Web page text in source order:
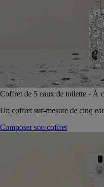
Coffret de 5 eaux de toilette - À
Un coffret sur-mesure de cinq
Composer son coffret